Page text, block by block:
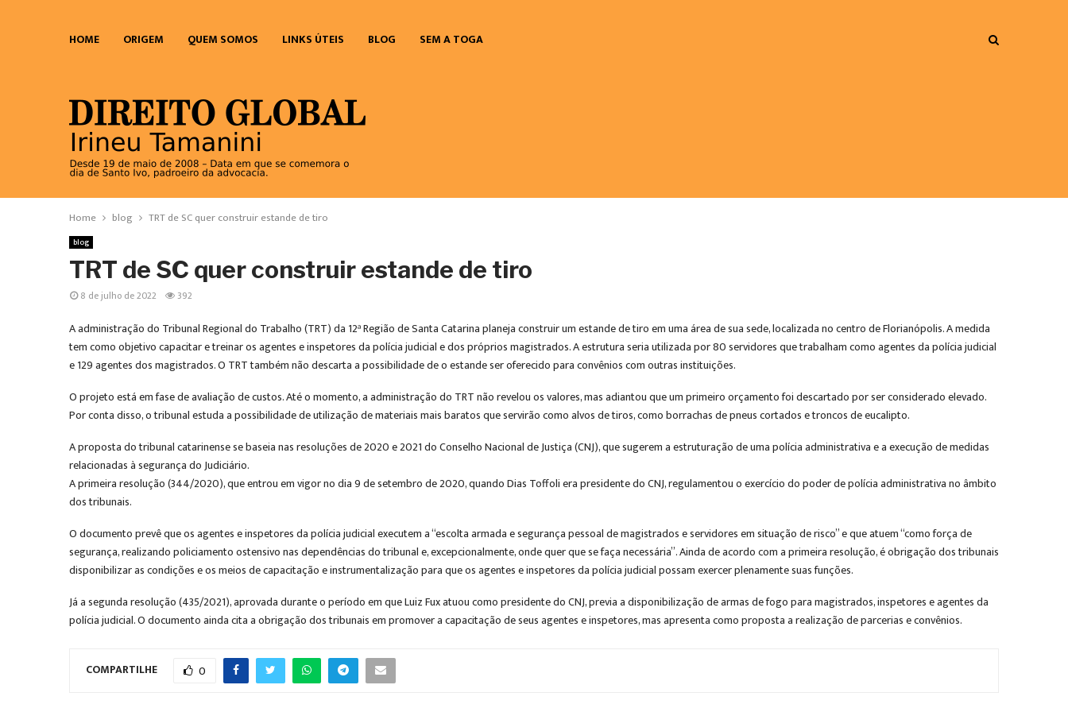
HOME ORIGEM QUEM SOMOS LINKS ÚTEIS BLOG SEM A TOGA
Home blog TRT de SC quer construir estande de tiro
blog
TRT de SC quer construir estande de tiro
8 de julho de 2022 392
A administração do Tribunal Regional do Trabalho (TRT) da 12ª Região de Santa Catarina planeja construir um estande de tiro em uma área de sua sede, localizada no centro de Florianópolis. A medida
tem como objetivo capacitar e treinar os agentes e inspetores da polícia judicial e dos próprios magistrados. A estrutura seria utilizada por 80 servidores que trabalham como agentes da polícia judicial
e 129 agentes dos magistrados. O TRT também não descarta a possibilidade de o estande ser oferecido para convênios com outras instituições.
O projeto está em fase de avaliação de custos. Até o momento, a administração do TRT não revelou os valores, mas adiantou que um primeiro orçamento foi descartado por ser considerado elevado.
Por conta disso, o tribunal estuda a possibilidade de utilização de materiais mais baratos que servirão como alvos de tiros, como borrachas de pneus cortados e troncos de eucalipto.
A proposta do tribunal catarinense se baseia nas resoluções de 2020 e 2021 do Conselho Nacional de Justiça (CNJ), que sugerem a estruturação de uma polícia administrativa e a execução de medidas
relacionadas à segurança do Judiciário.
A primeira resolução (344/2020), que entrou em vigor no dia 9 de setembro de 2020, quando Dias Toffoli era presidente do CNJ, regulamentou o exercício do poder de polícia administrativa no âmbito
dos tribunais.
O documento prevê que os agentes e inspetores da polícia judicial executem a “escolta armada e segurança pessoal de magistrados e servidores em situação de risco” e que atuem “como força de
segurança, realizando policiamento ostensivo nas dependências do tribunal e, excepcionalmente, onde quer que se faça necessária”. Ainda de acordo com a primeira resolução, é obrigação dos tribunais
disponibilizar as condições e os meios de capacitação e instrumentalização para que os agentes e inspetores da polícia judicial possam exercer plenamente suas funções.
Já a segunda resolução (435/2021), aprovada durante o período em que Luiz Fux atuou como presidente do CNJ, previa a disponibilização de armas de fogo para magistrados, inspetores e agentes da
polícia judicial. O documento ainda cita a obrigação dos tribunais em promover a capacitação de seus agentes e inspetores, mas apresenta como proposta a realização de parcerias e convênios.
COMPARTILHE 0